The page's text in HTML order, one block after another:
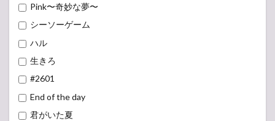
Pink〜奇妙な夢〜
シーソーゲーム
ハル
生きろ
#2601
End of the day
君がいた夏